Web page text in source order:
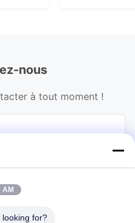
nous
à tout moment !
AM
looking for?